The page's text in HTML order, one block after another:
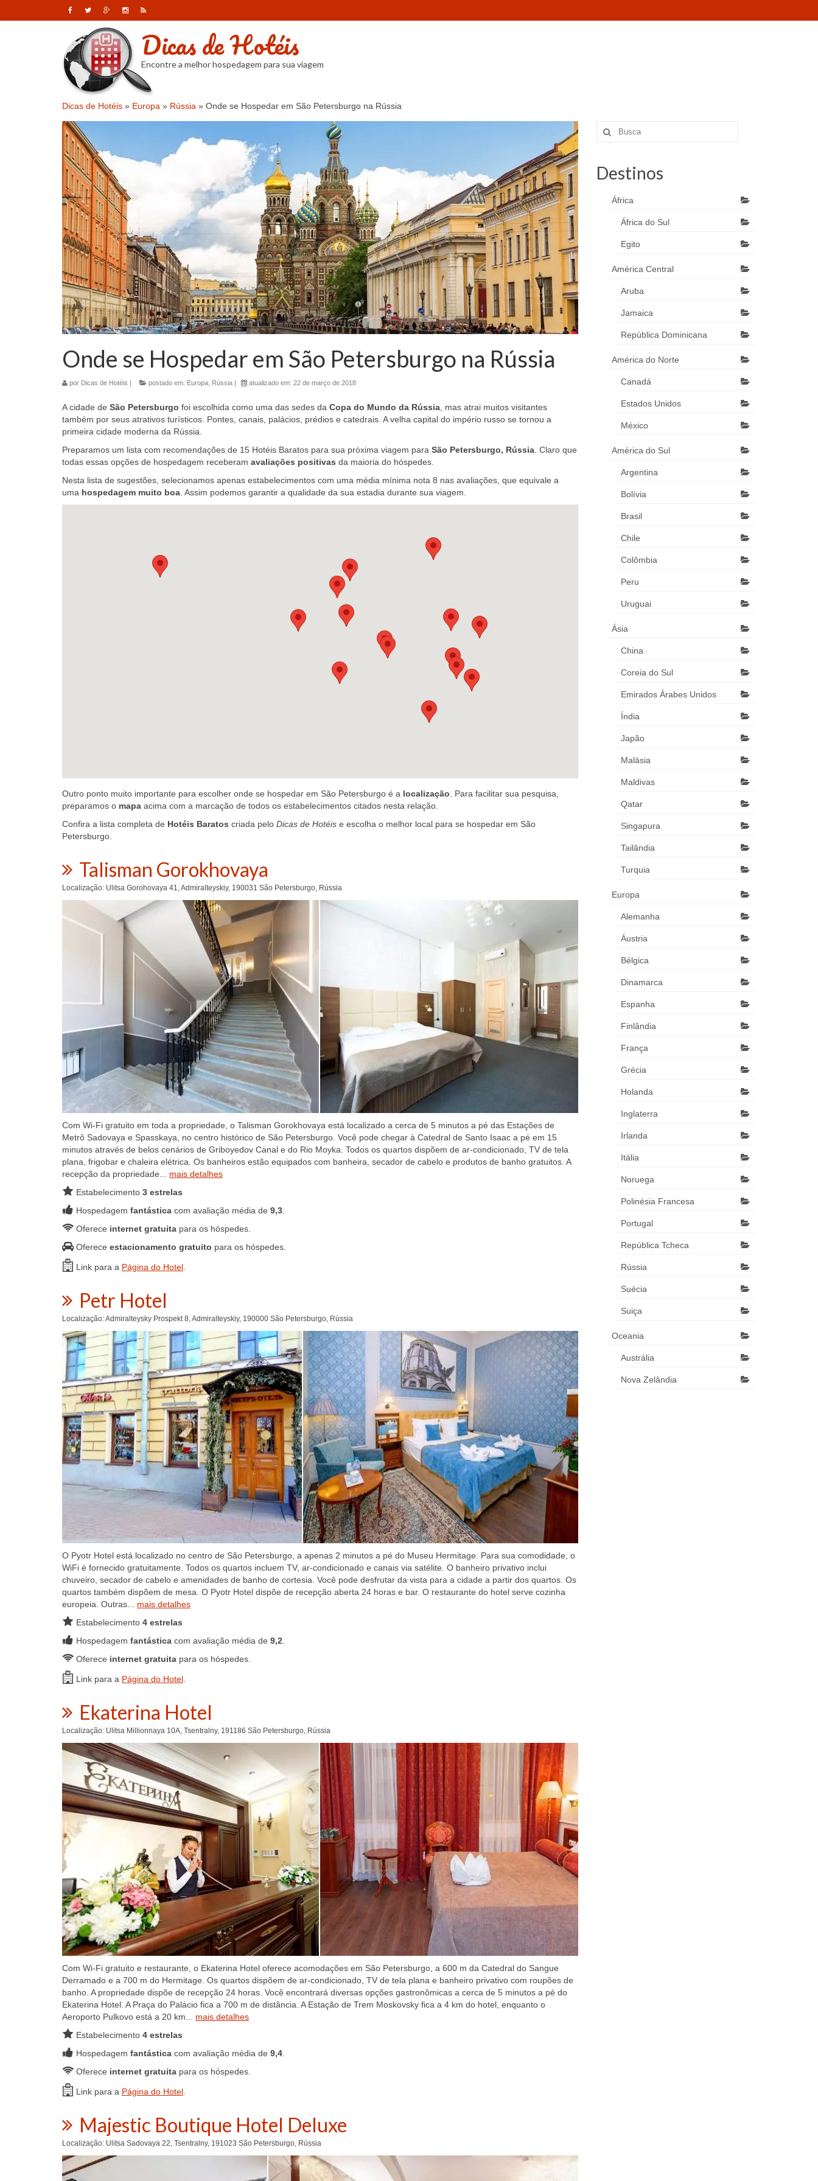
Dicas de Hotéis
Encontre a melhor hospedagem para sua viagem
Dicas de Hotéis » Europa » Rússia » Onde se Hospedar em São Petersburgo na Rússia
Onde se Hospedar em São Petersburgo na Rússia
por Dicas de Hotéis | postado em: Europa Rússia | atualizado em: 22 de março de 2018
A cidade de São Petersburgo foi escolhida como uma das sedes da Copa do Mundo da Rússia , mas atrai muitos visitantes
também por seus atrativos turísticos. Pontes, canais, palácios, prédios e catedrais. A velha capital do império russo se tornou a
primeira cidade moderna da Rússia.
Preparamos um lista com recomendações de 15 Hotéis Baratos para sua próxima viagem para São Petersburgo, Rússia . Claro que
todas essas opções de hospedagem receberam avaliações positivas da maioria do hóspedes.
Nesta lista de sugestões, selecionamos apenas estabelecimentos com uma média mínima nota 8 nas avaliações, que equivale a
uma hospedagem muito boa . Assim podemos garantir a qualidade da sua estadia durante sua viagem.
Outro ponto muito importante para escolher onde se hospedar em São Petersburgo é a localização . Para facilitar sua pesquisa,
preparamos o mapa acima com a marcação de todos os estabelecimentos citados nesta relação.
Confira a lista completa de Hotéis Baratos criada pelo Dicas de Hotéis e escolha o melhor local para se hospedar em São
Petersburgo.
Talisman Gorokhovaya
Localização: Ulitsa Gorohovaya 41, Admiralteyskiy, 190031 São Petersburgo, Rússia
Com Wi-Fi gratuito em toda a propriedade, o Talisman Gorokhovaya está localizado a cerca de 5 minutos a pé das Estações de
Metrô Sadovaya e Spasskaya, no centro histórico de São Petersburgo. Você pode chegar à Catedral de Santo Isaac a pé em 15
minutos através de belos cenários de Griboyedov Canal e do Rio Moyka. Todos os quartos dispõem de ar-condicionado, TV de tela
plana, frigobar e chaleira elétrica. Os banheiros estão equipados com banheira, secador de cabelo e produtos de banho gratuitos. A
recepção da propriedade... mais detalhes
Estabelecimento 3 estrelas
Hospedagem fantástica com avaliação média de 9,3
Oferece internet gratuita para os hóspedes.
Oferece estacionamento gratuito para os hóspedes.
Link para a Página do Hotel
Petr Hotel
Localização: Admiralteysky Prospekt 8, Admiralteyskiy, 190000 São Petersburgo, Rússia
O Pyotr Hotel está localizado no centro de São Petersburgo, a apenas 2 minutos a pé do Museu Hermitage. Para sua comodidade, o
WiFi é fornecido gratuitamente. Todos os quartos incluem TV, ar-condicionado e canais via satélite. O banheiro privativo inclui
chuveiro, secador de cabelo e amenidades de banho de cortesia. Você pode desfrutar da vista para a cidade a partir dos quartos. Os
quartos também dispõem de mesa. O Pyotr Hotel dispõe de recepção aberta 24 horas e bar. O restaurante do hotel serve cozinha
europeia. Outras... mais detalhes
Estabelecimento 4 estrelas
Hospedagem fantástica com avaliação média de 9,2.
Oferece internet gratuita para os hóspedes.
Link para a Página do Hotel.
Ekaterina Hotel
Localização: Ulitsa Millionnaya 10A, Tsentralny, 191186 São Petersburgo, Rússia
Com Wi-Fi gratuito e restaurante, o Ekaterina Hotel oferece acomodações em São Petersburgo, a 600 m da Catedral do Sangue
Derramado e a 700 m do Hermitage. Os quartos dispõem de ar-condicionado, TV de tela plana e banheiro privativo com roupões de
banho. A propriedade dispõe de recepção 24 horas. Você encontrará diversas opções gastronômicas a cerca de 5 minutos a pé do
Ekaterina Hotel. A Praça do Palácio fica a 700 m de distância. A Estação de Trem Moskovsky fica a 4 km do hotel, enquanto o
Aeroporto Pulkovo está a 20 km... mais detalhes
Estabelecimento 4 estrelas
Hospedagem fantástica com avaliação média de 9,4
Oferece internet gratuita para os hóspedes.
Link para a Página do Hotel
Majestic Boutique Hotel Deluxe
Localização: Ulitsa Sadovaya 22, Tsentralny, 191023 São Petersburgo, Rússia
Destinos
África
África do Sul
Egito
América Central
Aruba
Jamaica
República Dominicana
América do Norte
Canadá
Estados Unidos
México
América do Sul
Argentina
Bolívia
Brasil
Chile
Colômbia
Peru
Uruguai
Ásia
China
Coreia do Sul
Emirados Árabes Unidos
Índia
Japão
Malásia
Maldivas
Qatar
Singapura
Tailândia
Turquia
Europa
Alemanha
Áustria
Bélgica
Dinamarca
Espanha
Finlândia
França
Grécia
Holanda
Inglaterra
Irlanda
Itália
Noruega
Polinésia Francesa
Portugal
República Tcheca
Rússia
Suécia
Suiça
Oceania
Austrália
Nova Zelândia